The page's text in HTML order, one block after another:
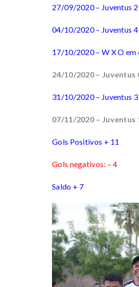
27/09/2020 – Juventus
04/10/2020 – Juventus
17/10/2020 – W X O em
24/10/2020 – Juventus
31/10/2020 – Juventus 3
07/11/2020 – Juventus
Gols Positivos + 11
Gols negativos: – 4
Saldo + 7